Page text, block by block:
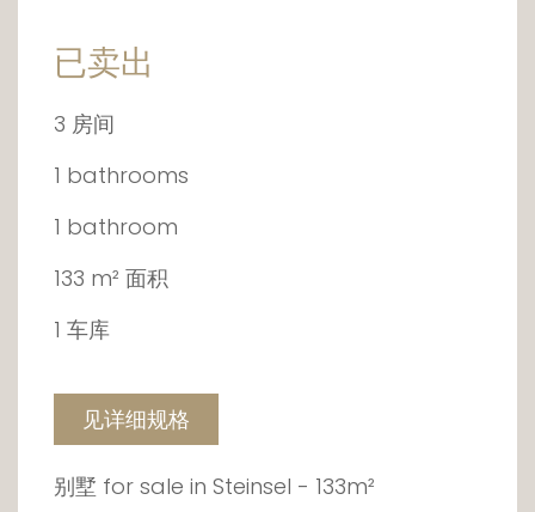
已卖出
3 房间
1 bathrooms
1 bathroom
133 m² 面积
1 车库
见详细规格
别墅 for sale in Steinsel - 133m²